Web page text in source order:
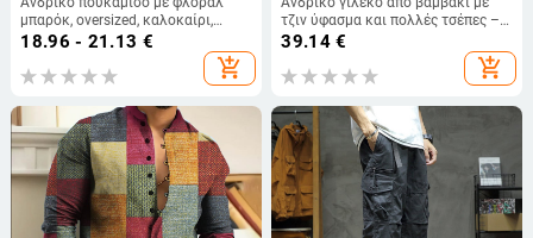
μπαρόκ, oversized, καλοκαίρι,
κοντό μανίκι, πουκάμισο-ζακέτα σε
18.96 - 21.13 €
add_shopping_cart
τζιν ύφασμα και πολλές τσέπες –
εξωτερικές δραστηριότητες:
πεζοπορία, φωτογράφηση, ψάρεμα
– μπλε
39.14€
add_shopping_cart